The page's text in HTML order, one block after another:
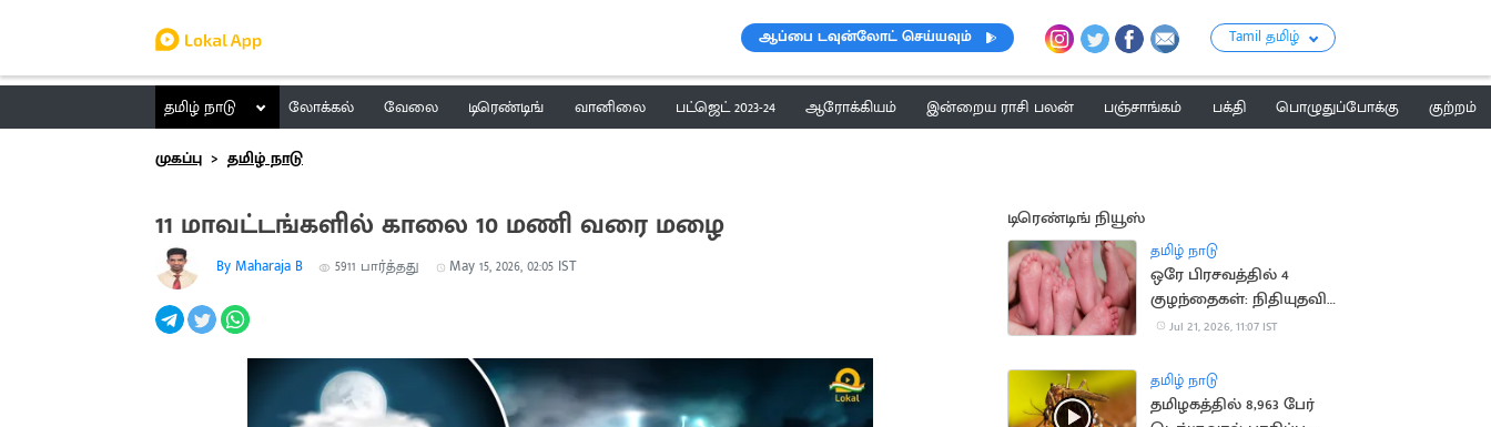
ஆப்பை டவுன்லோட் செய்யவும் Tamil தமிழ்
தமிழ் நாடு லோக்கல் வேலை டிரெண்டிங் வானிலை பட்ஜெட் 2023-24 ஆரோக்கியம் இன்றைய ராசி பலன் பஞ்சாங்கம் பக்தி பொழுதுப்போக்கு
குற்றம்
முகப்பு
தமிழ் நாடு
11 மாவட்டங்களில் காலை 10 மணி வரை மழை
By Maharaja B 5911 பார்த்தது May 15, 2026, 02:05 IST
டிரெண்டிங் நியூஸ்
தமிழ் நாடு
ஒரே பிரசவத்தில் 4
குழந்தைகள்: நிதியுதவி
கோரும் ஆஸ்திரேலிய
Jul 21, 2026, 11:07 IST
தமிழ் நாடு
தமிழகத்தில் 8,963 பேர்